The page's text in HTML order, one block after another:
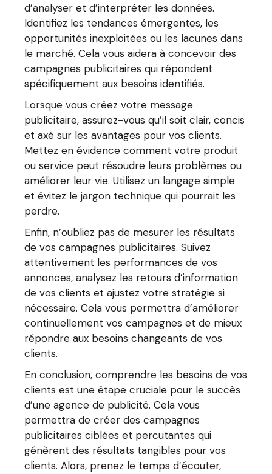
d’analyser et d’interpréter les données.
Identifiez les tendances émergentes, les
opportunités inexploitées ou les lacunes dans
le marché. Cela vous aidera à concevoir des
campagnes publicitaires qui répondent
spécifiquement aux besoins identifiés.
Lorsque vous créez votre message
publicitaire, assurez-vous qu’il soit clair, concis
et axé sur les avantages pour vos clients.
Mettez en évidence comment votre produit
ou service peut résoudre leurs problèmes ou
améliorer leur vie. Utilisez un langage simple
et évitez le jargon technique qui pourrait les
perdre.
Enfin, n’oubliez pas de mesurer les résultats
de vos campagnes publicitaires. Suivez
attentivement les performances de vos
annonces, analysez les retours d’information
de vos clients et ajustez votre stratégie si
nécessaire. Cela vous permettra d’améliorer
continuellement vos campagnes et de mieux
répondre aux besoins changeants de vos
clients.
En conclusion, comprendre les besoins de vos
clients est une étape cruciale pour le succès
d’une agence de publicité. Cela vous
permettra de créer des campagnes
publicitaires ciblées et percutantes qui
génèrent des résultats tangibles pour vos
clients. Alors, prenez le temps d’écouter,